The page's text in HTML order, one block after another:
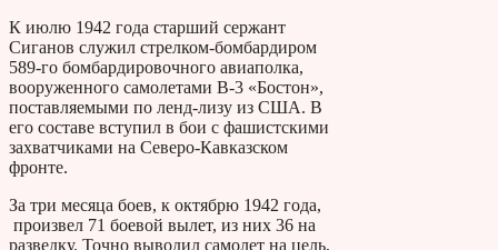
К июлю 1942 года старший сержант
Сиганов служил стрелком-бомбардиром
589-го бомбардировочного авиаполка,
вооруженного самолетами В-3 «Бостон»,
поставляемыми по ленд-лизу из США. В
его составе вступил в бои с фашистскими
захватчиками на Северо-Кавказском
фронте.
За три месяца боев, к октябрю 1942 года,
произвел 71 боевой вылет, из них 36 на
разведку. Точно выводил самолет на цель,